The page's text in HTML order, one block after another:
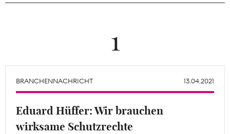
Theodor-Wolff-Preis
Wächterpreis
ALLE THEMEN
1
BRANCHENNACHRICHT 13.04.2021
Eduard Hüffer: Wir brauchen
wirksame Schutzrechte